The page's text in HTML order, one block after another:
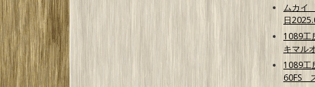
ムカイ
日
1089
キマル
1089工
60FS